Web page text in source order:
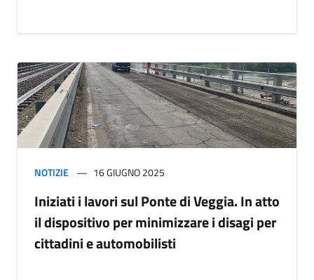
NOTIZIE 16 GIUGNO 2025
Iniziati i lavori sul Ponte di Veggia. In atto
il dispositivo per minimizzare i disagi per
cittadini e automobilisti